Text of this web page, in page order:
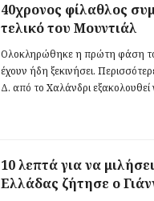
40χρονος φίλαθλος
τελικό του Μουντιάλ
Ολοκληρώθηκε η πρώτη φάση
έχουν ήδη ξεκινήσει.
Δ. από το Χαλάνδρι
10 λεπτά για να
Ελλάδας ζήτησε ο